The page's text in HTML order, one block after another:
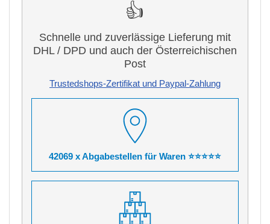
👍
Schnelle und zuverlässige Lieferung mit
DHL / DPD und auch der Österreichischen
Post
Trustedshops-Zertifikat und Paypal-Zahlung
42069 x Abgabestellen für Waren ⭐⭐⭐⭐⭐